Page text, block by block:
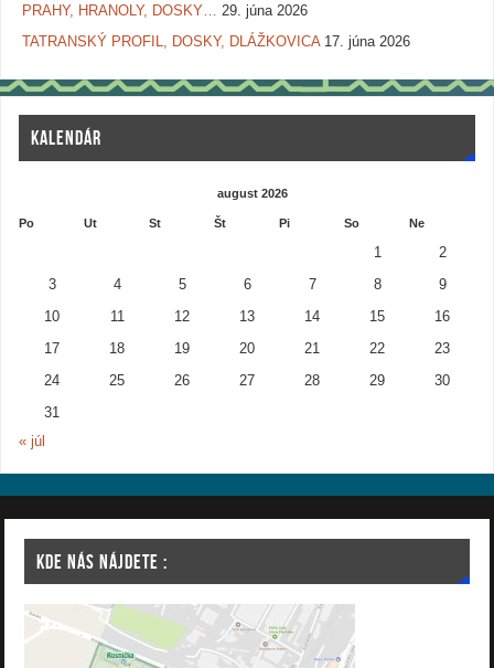
PRAHY, HRANOLY, DOSKY…
29. júna 2026
TATRANSKÝ PROFIL, DOSKY, DLÁŽKOVICA 17. júna 2026
KALENDÁR
august 2026
Po Ut St Št Pi So Ne
1 2
3 4 5 6 7 8 9
10 11 12 13 14 15 16
17 18 19 20 21 22 23
24 25 26 27 28 29 30
31
« júl
KDE NÁS NÁJDETE :